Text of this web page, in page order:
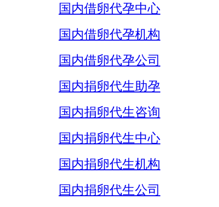
国内借卵代孕中心
国内借卵代孕机构
国内借卵代孕公司
国内捐卵代生助孕
国内捐卵代生咨询
国内捐卵代生中心
国内捐卵代生机构
国内捐卵代生公司